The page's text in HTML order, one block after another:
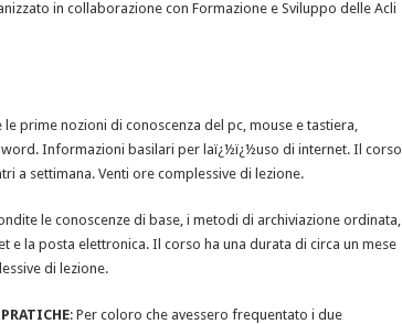
in collaborazione con Formazione e Sviluppo delle Acli
le prime nozioni di conoscenza del pc, mouse e tastiera,
Informazioni basilari per laï¿½ï¿½uso di internet. Il corso
a settimana. Venti ore complessive di lezione.
le conoscenze di base, i metodi di archiviazione ordinata,
e la posta elettronica. Il corso ha una durata di circa un mese
di lezione.
: Per coloro che avessero frequentato i due